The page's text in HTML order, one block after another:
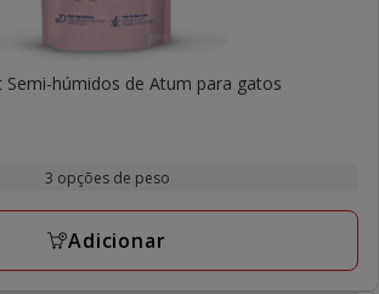
Semi-húmidos de Atum para gatos
3 opções de peso
Adicionar